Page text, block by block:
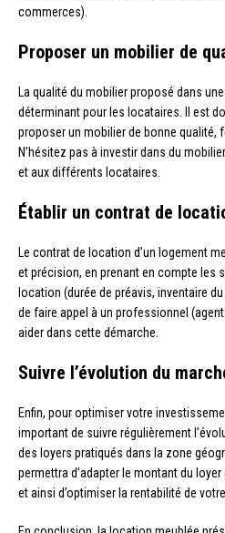
commerces).
Proposer un mobilier de
La qualité du mobilier proposé dans
déterminant pour les locataires. Il est
proposer un mobilier de bonne qualité,
N’hésitez pas à investir dans du
et aux différents locataires.
Établir un contrat de
Le contrat de location d’un logement
et précision, en prenant en compte les
location (durée de préavis, inventaire
de faire appel à un professionnel
aider dans cette démarche.
Suivre l’évolution du
Enfin, pour optimiser votre
important de suivre régulièrement
des loyers pratiqués dans la zone
permettra d’adapter le montant du
et ainsi d’optimiser la rentabilité de votre